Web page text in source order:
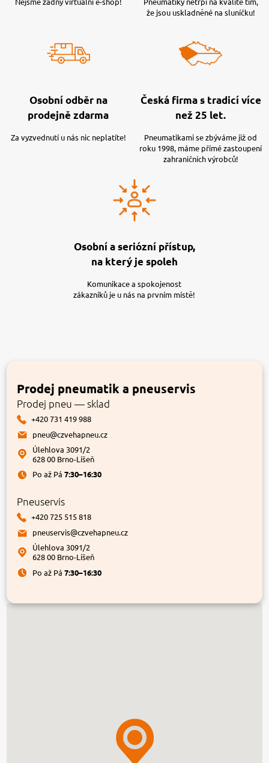
že jsou uskladněné na sluníčku!
Osobní odběr na
prodejně zdarma
Za vyzvednutí u nás nic neplatíte!
Česká firma s tradicí více
než 25 let.
Pneumatikami se zbýváme již od
roku 1998, máme přímé zastoupení
zahraničních výrobců!
Osobní a seriózní přístup,
na který je spoleh
Komunikace a spokojenost
zákazníků je u nás na prvním místě!
Prodej pneumatik a pneuservis
Prodej pneu — sklad
+420 731 419 988
pneu@czvehapneu.cz
Úlehlova 3091/2
628 00 Brno-Líšeň
Po až Pá7:30–16:30
Pneuservis
+420 725 515 818
pneuservis@czvehapneu.cz
Úlehlova 3091/2
628 00 Brno-Líšeň
Po až Pá7:30–16:30